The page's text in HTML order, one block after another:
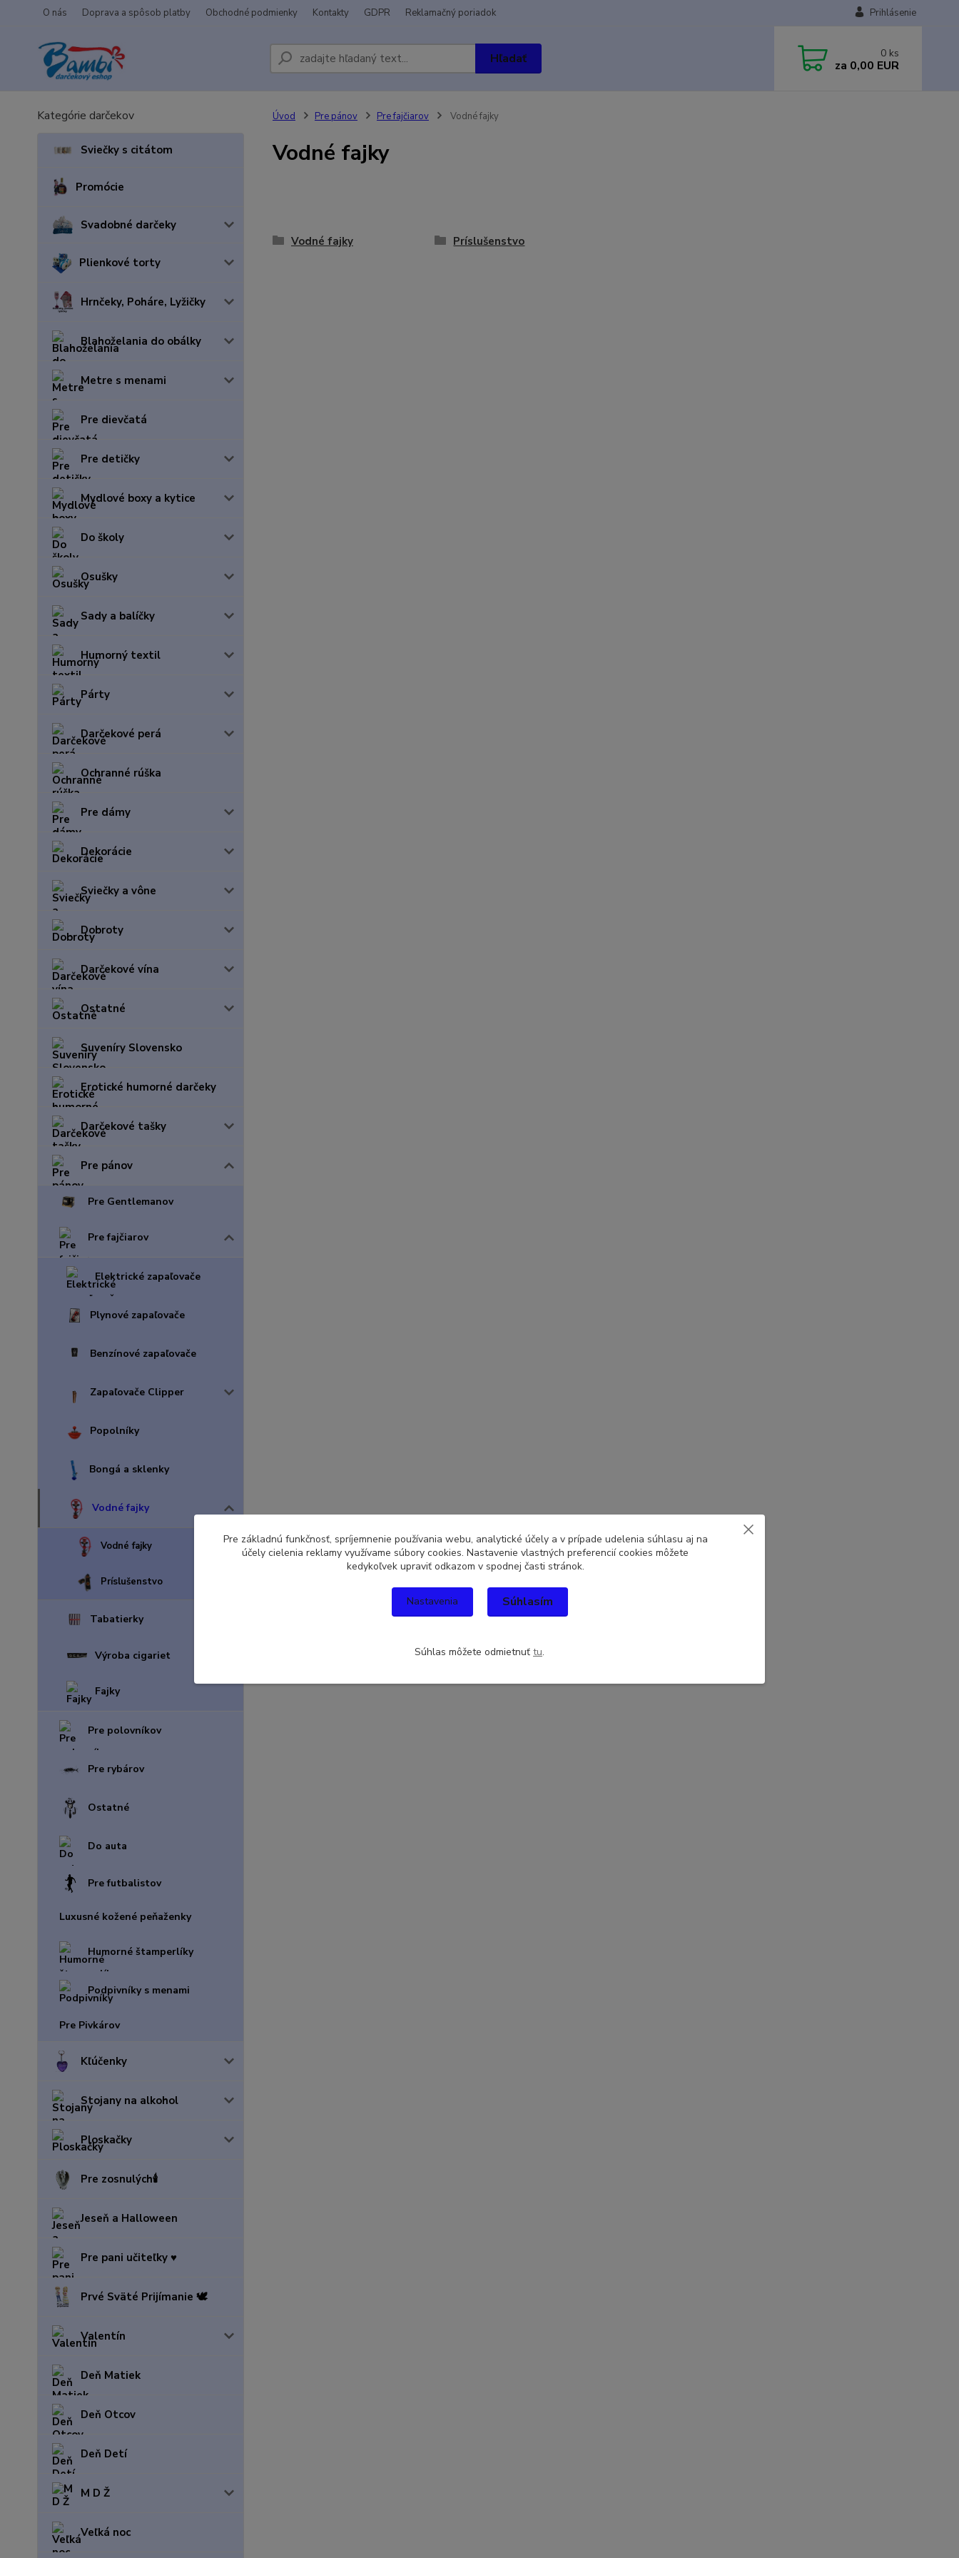
O nás Doprava a spôsob platby Obchodné podmienky Kontakty GDPR Reklamačný poriadok Prihlásenie
Hľadať 0 ks
za 0,00 EUR
Kategórie darčekov
Sviečky s citátom
Promócie
Svadobné darčeky
Plienkové torty
Hrnčeky, Poháre, Lyžičky
Blahoželania do obálky
Metre s menami
Pre dievčatá
Pre detičky
Mydlové boxy a kytice
Do školy
Osušky
Sady a balíčky
Humorný textil
Párty
Darčekové perá
Ochranné rúška
Pre dámy
Dekorácie
Sviečky a vône
Dobroty
Darčekové vína
Ostatné
Suveníry Slovensko
Erotické humorné darčeky
Darčekové tašky
Pre pánov
Pre Gentlemanov
Pre fajčiarov
Elektrické zapaľovače
Plynové zapaľovače
Benzínové zapaľovače
Zapaľovače Clipper
Popolníky
Bongá a sklenky
Vodné fajky
Vodné fajky
Príslušenstvo
Tabatierky
Výroba cigariet
Fajky
Pre polovníkov
Pre rybárov
Ostatné
Do auta
Pre futbalistov
Luxusné kožené peňaženky
Humorné štamperlíky
Podpivníky s menami
Pre Pivkárov
Kľúčenky
Stojany na alkohol
Ploskačky
Pre zosnulých🕯️
Jeseň a Halloween
Pre pani učiteľky ♥️
Prvé Sväté Prijímanie 🕊️
Valentín
Deň Matiek
Deň Otcov
Deň Detí
M D Ž
Veľká noc
Úvod Pre pánov Pre fajčiarov Vodné fajky
Vodné fajky
Vodné fajky Príslušenstvo
Pre základnú funkčnosť, spríjemnenie používania webu, analytické účely a v prípade udelenia súhlasu aj na
účely cielenia reklamy využívame súbory cookies. Nastavenie vlastných preferencií cookies môžete
kedykoľvek upraviť odkazom v spodnej časti stránok.
Nastavenia Súhlasím
Súhlas môžete odmietnuť tu.